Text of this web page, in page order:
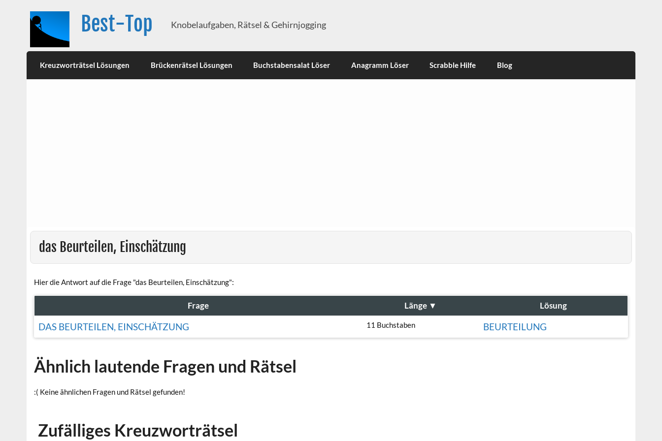
Best-Top Knobelaufgaben, Rätsel & Gehirnjogging
Kreuzworträtsel Lösungen Brückenrätsel Lösungen Buchstabensalat Löser Anagramm Löser Scrabble Hilfe Blog
das Beurteilen, Einschätzung
Hier die Antwort auf die Frage "das Beurteilen, Einschätzung":
Frage Länge ▼ Lösung
DAS BEURTEILEN, EINSCHÄTZUNG 11 Buchstaben BEURTEILUNG
Ähnlich lautende Fragen und Rätsel
:( Keine ähnlichen Fragen und Rätsel gefunden!
Zufälliges Kreuzworträtsel